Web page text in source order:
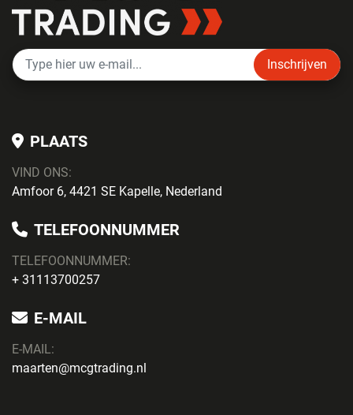
Inschrijven
PLAATS
VIND ONS:
Amfoor 6, 4421 SE Kapelle, Nederland
TELEFOONNUMMER
TELEFOONNUMMER:
+ 31113700257
E-MAIL
E-MAIL:
maarten@mcgtrading.nl